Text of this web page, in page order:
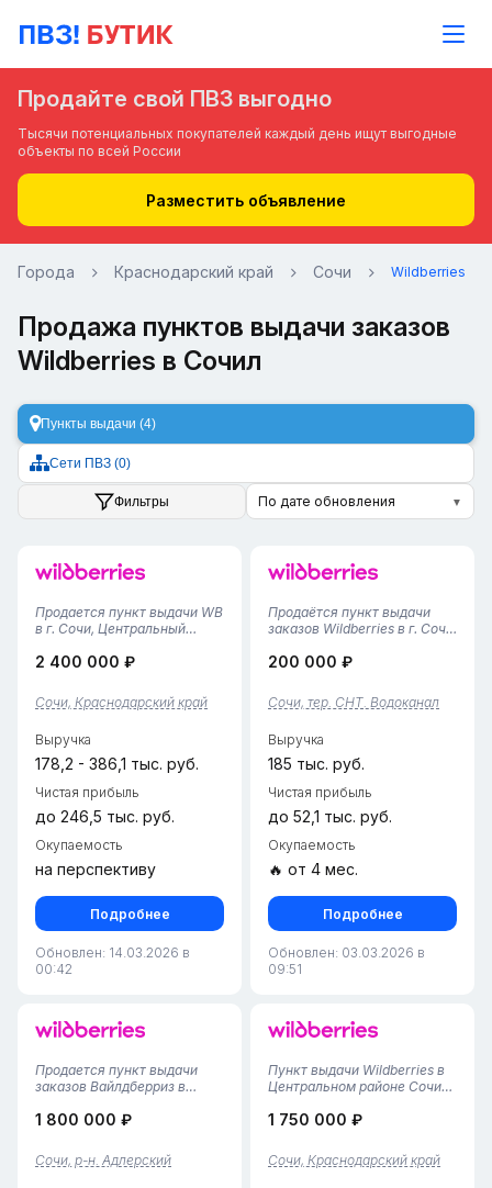
Продайте свой ПВЗ выгодно
Тысячи потенциальных покупателей каждый день ищут выгодные
объекты по всей России
Разместить объявление
Города Краснодарский край Сочи Wildberries
Продажа пунктов выдачи заказов
Wildberries в Сочил
Пункты выдачи (4)
Сети ПВЗ (0)
Фильтры По дате обновления ▼
Продается пункт выдачи WB
в г. Сочи, Центральный
— 50 м², удобная
и складом для хранения
заказов.• Пункт открыт в
статистика за...
2 400 000 ₽
Сочи, Краснодарский край
Выручка
178,2 - 386,1 тыс. руб.
Чистая прибыль
до 246,5 тыс. руб.
Окупаемость
на перспективу
Подробнее
Обновлен: 14.03.2026 в
00:42
Продаётся пункт выдачи
заказов Wildberries в г. Сочи,
открытия:
помещения — 50 м². Пункт
полностью оборудован и
В настоящий моме...
200 000 ₽
Сочи, тер. СНТ. Водоканал
Выручка
185 тыс. руб.
Чистая прибыль
до 52,1 тыс. руб.
Окупаемость
🔥 от 4 мес.
Подробнее
Обновлен: 03.03.2026 в
09:51
Продается пункт выдачи
заказов Вайлдберриз в
полностью готовый,
бизнес-объект. Площадь —
50 кв. м: уютная клиентская
1 800 000 ₽
Сочи, р-н. Адлерский
Пункт выдачи Wildberries в
Центральном районе Сочи
годаПочему это выгодно: •
отличным расположением в
центре города. • Удобная
1 750 000 ₽
Сочи, Краснодарский край